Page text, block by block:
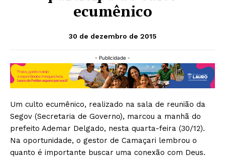
ecumênico
30 de dezembro de 2015
- Publicidade -
Um culto ecumênico, realizado na sala de reunião da
Segov (Secretaria de Governo), marcou a manhã do
prefeito Ademar Delgado, nesta quarta-feira (30/12).
Na oportunidade, o gestor de Camaçari lembrou o
quanto é importante buscar uma conexão com Deus.